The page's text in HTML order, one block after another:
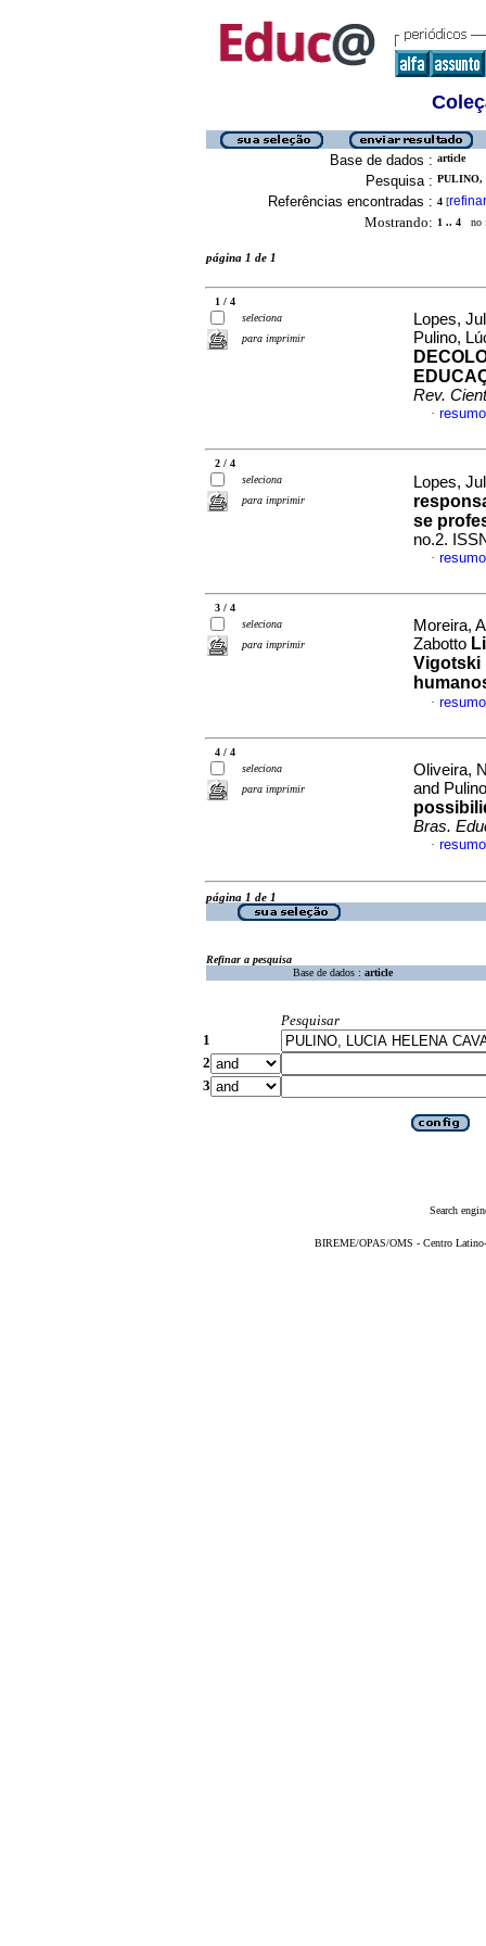
Base de dados : article
Pesquisa : PULINO,
Referências encontradas : 4 [refinar
Mostrando: 1 .. 4 no
página 1 de 1
1 / 4
seleciona
para imprimir
Lopes,
Pulino,
Rev.
·
2 / 4
seleciona
para imprimir
Lopes,
se
no.2.
·
3 / 4
seleciona
para imprimir
Moreira,
Zabotto
Vigotski
·
4 / 4
seleciona
para imprimir
Oliveira,
and
Bras.
·
página 1 de 1
Refinar a pesquisa
Base de dados : article
Pesquisar
1
2
3
Search
BIREME/OPAS/OMS - Centro Latino-